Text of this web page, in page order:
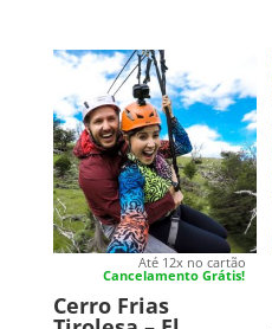
Até 12x no cartão
Cancelamento Grátis!
Cerro Frias